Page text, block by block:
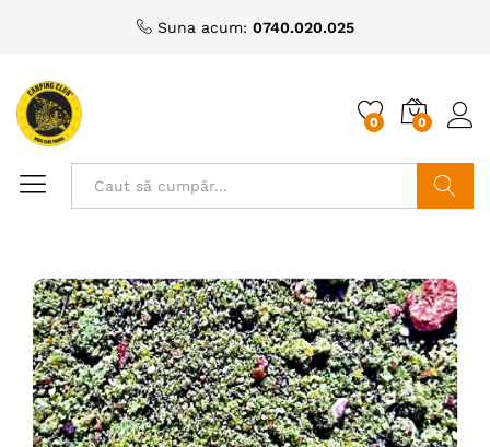
Suna acum: 0740.020.025
0 0